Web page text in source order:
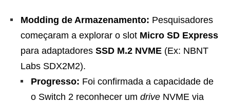
Modding de Armazenamento: Pesquisadores
começaram a explorar o slot Micro SD Express
para adaptadores SSD M.2 NVME (Ex: NBNT
Labs SDX2M2).
Progresso: Foi confirmada a capacidade de
o Switch 2 reconhecer um drive NVME via